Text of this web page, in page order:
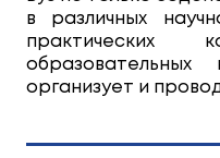
в различных
практических
организует и